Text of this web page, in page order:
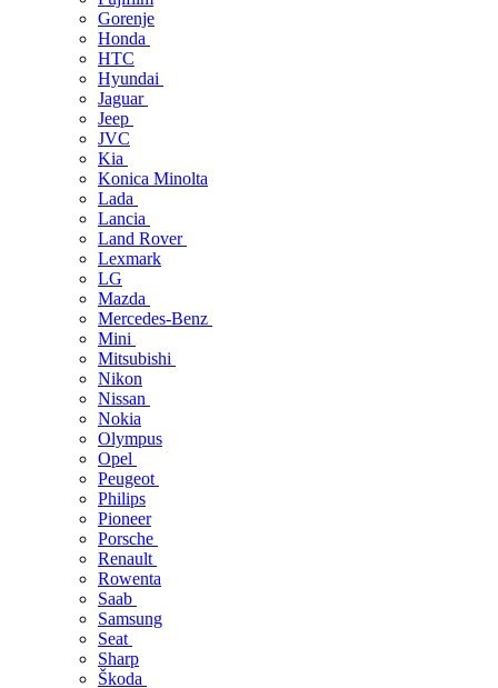
Gorenje
Honda
HTC
Hyundai
Jaguar
Jeep
JVC
Kia
Konica Minolta
Lada
Lancia
Land Rover
Lexmark
LG
Mazda
Mercedes-Benz
Mini
Mitsubishi
Nikon
Nissan
Nokia
Olympus
Opel
Peugeot
Philips
Pioneer
Porsche
Renault
Rowenta
Saab
Samsung
Seat
Sharp
Škoda